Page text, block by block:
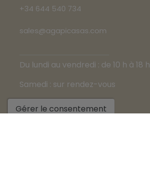
+34 644 540 734
sales@agapicasas.com
Du lundi au vendredi : de 10 h à 18 h
Samedi : sur rendez-vous
Dimanche : fermé
Gérer le consentement